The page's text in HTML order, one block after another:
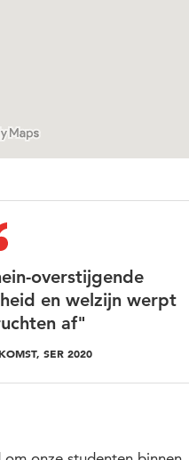
overstijgende
en welzijn werpt
af"
SER 2020